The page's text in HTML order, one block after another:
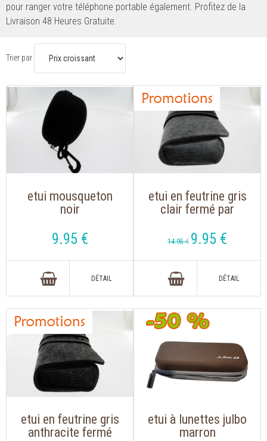
pour ranger votre téléphone portable également. Profitez de la
Livraison 48 Heures Gratuite.
Trier par
etui mousqueton
noir
9.95 €
etui en feutrine gris
clair fermé par
14.95 € 9.95 €
etui en feutrine gris
anthracite fermé
etui à lunettes julbo
marron